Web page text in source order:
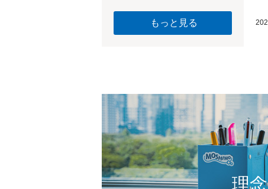
もっと見る
理念